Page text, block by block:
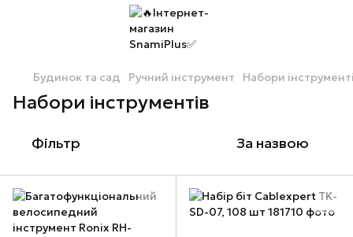
Будинок та сад Ручний інструмент Набори
Набори інструментів
Фільтр За назвою